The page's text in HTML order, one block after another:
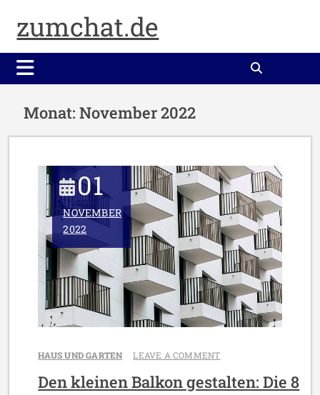
zumchat.de
Monat:November 2022
01
NOVEMBER
2022
HAUS UND GARTEN LEAVE A COMMENTON
KLEINEN
Den kleinen Balkon gestalten: Die 8